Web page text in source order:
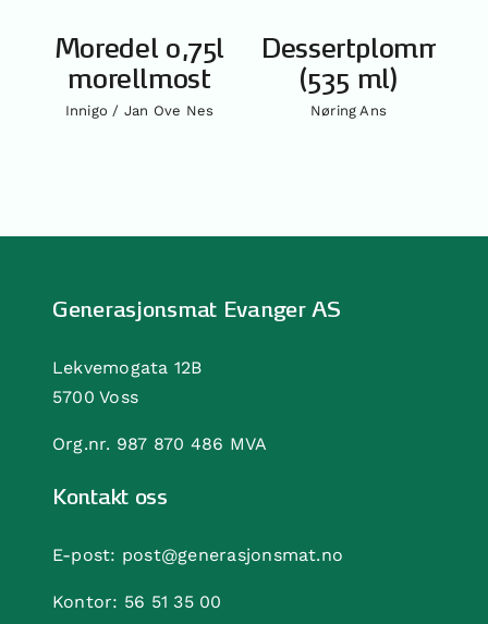
Moredel 0,75l
morellmost
Innigo / Jan Ove Nes
Dessertplommer
(535 ml)
Nøring Ans
Generasjonsmat Evanger AS
Lekvemogata 12B
5700 Voss
Org.nr. 987 870 486 MVA
Kontakt oss
E-post: post@generasjonsmat.no
Kontor: 56 51 35 00